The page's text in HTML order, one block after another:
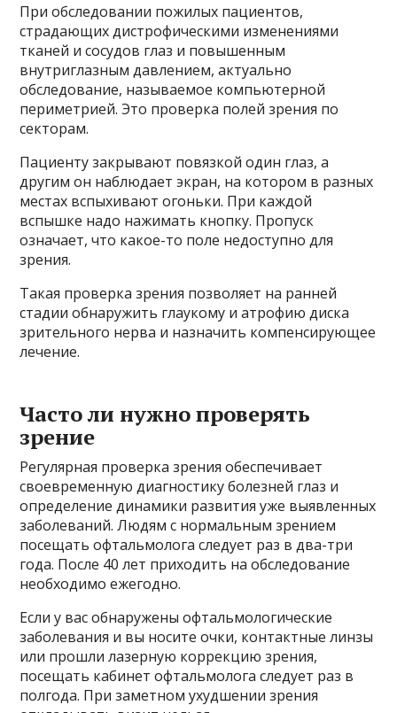
При обследовании пожилых пациентов,
страдающих дистрофическими изменениями
тканей и сосудов глаз и повышенным
внутриглазным давлением, актуально
обследование, называемое компьютерной
периметрией. Это проверка полей зрения по
секторам.
Пациенту закрывают повязкой один глаз, а
другим он наблюдает экран, на котором в разных
местах вспыхивают огоньки. При каждой
вспышке надо нажимать кнопку. Пропуск
означает, что какое-то поле недоступно для
зрения.
Такая проверка зрения позволяет на ранней
стадии обнаружить глаукому и атрофию диска
зрительного нерва и назначить компенсирующее
лечение.
Часто ли нужно проверять
зрение
Регулярная проверка зрения обеспечивает
своевременную диагностику болезней глаз и
определение динамики развития уже выявленных
заболеваний. Людям с нормальным зрением
посещать офтальмолога следует раз в два-три
года. После 40 лет приходить на обследование
необходимо ежегодно.
Если у вас обнаружены офтальмологические
заболевания и вы носите очки, контактные линзы
или прошли лазерную коррекцию зрения,
посещать кабинет офтальмолога следует раз в
полгода. При заметном ухудшении зрения